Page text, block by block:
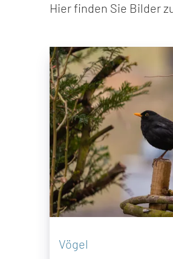
Hier finden Sie Bilder
Vögel